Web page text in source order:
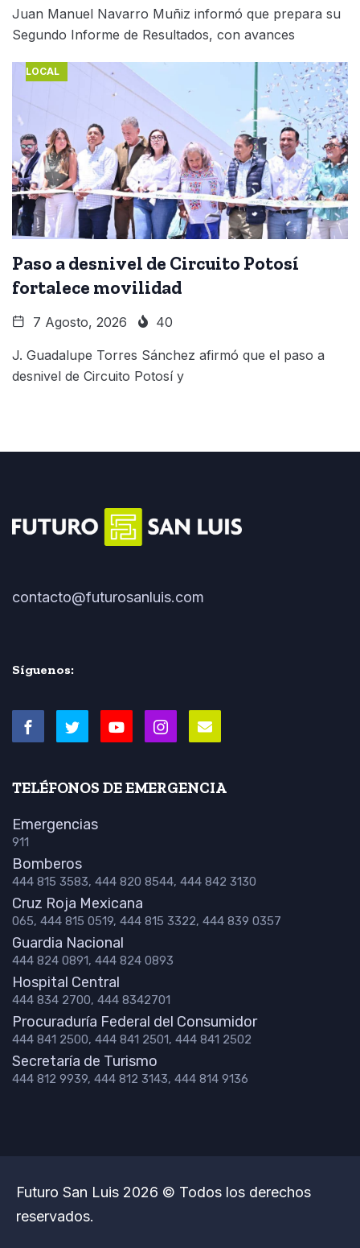
Juan Manuel Navarro Muñiz informó que prepara su
Segundo Informe de Resultados, con avances
LOCAL
Paso a desnivel de Circuito Potosí
fortalece movilidad
7 Agosto, 2026 40
J. Guadalupe Torres Sánchez afirmó que el paso a
desnivel de Circuito Potosí y
contacto@futurosanluis.com
Síguenos:
TELÉFONOS DE EMERGENCIA
Emergencias
911
Bomberos
444 815 3583, 444 820 8544, 444 842 3130
Cruz Roja Mexicana
065, 444 815 0519, 444 815 3322, 444 839 0357
Guardia Nacional
444 824 0891, 444 824 0893
Hospital Central
444 834 2700, 444 8342701
Procuraduría Federal del Consumidor
444 841 2500, 444 841 2501, 444 841 2502
Secretaría de Turismo
444 812 9939, 444 812 3143, 444 814 9136
Futuro San Luis 2026 © Todos los derechos
reservados.